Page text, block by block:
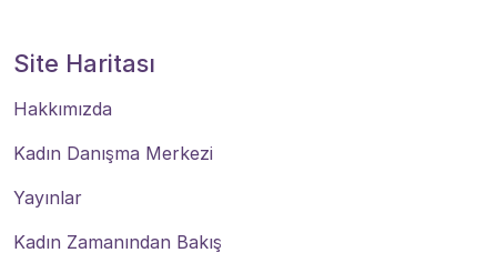
Site Haritası
Hakkımızda
Kadın Danışma Merkezi
Yayınlar
Kadın Zamanından Bakış